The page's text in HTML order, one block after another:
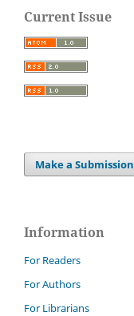
Current Issue
Make a Submission
Information
For Readers
For Authors
For Librarians